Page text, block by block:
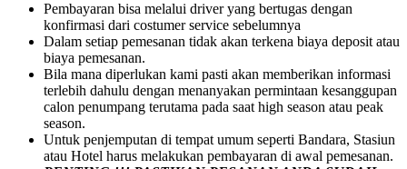
Pembayaran bisa melalui driver yang bertugas dengan
konfirmasi dari costumer service sebelumnya
Dalam setiap pemesanan tidak akan terkena biaya deposit atau
biaya pemesanan.
Bila mana diperlukan kami pasti akan memberikan informasi
terlebih dahulu dengan menanyakan permintaan kesanggupan
calon penumpang terutama pada saat high season atau peak
season.
Untuk penjemputan di tempat umum seperti Bandara, Stasiun
atau Hotel harus melakukan pembayaran di awal pemesanan.